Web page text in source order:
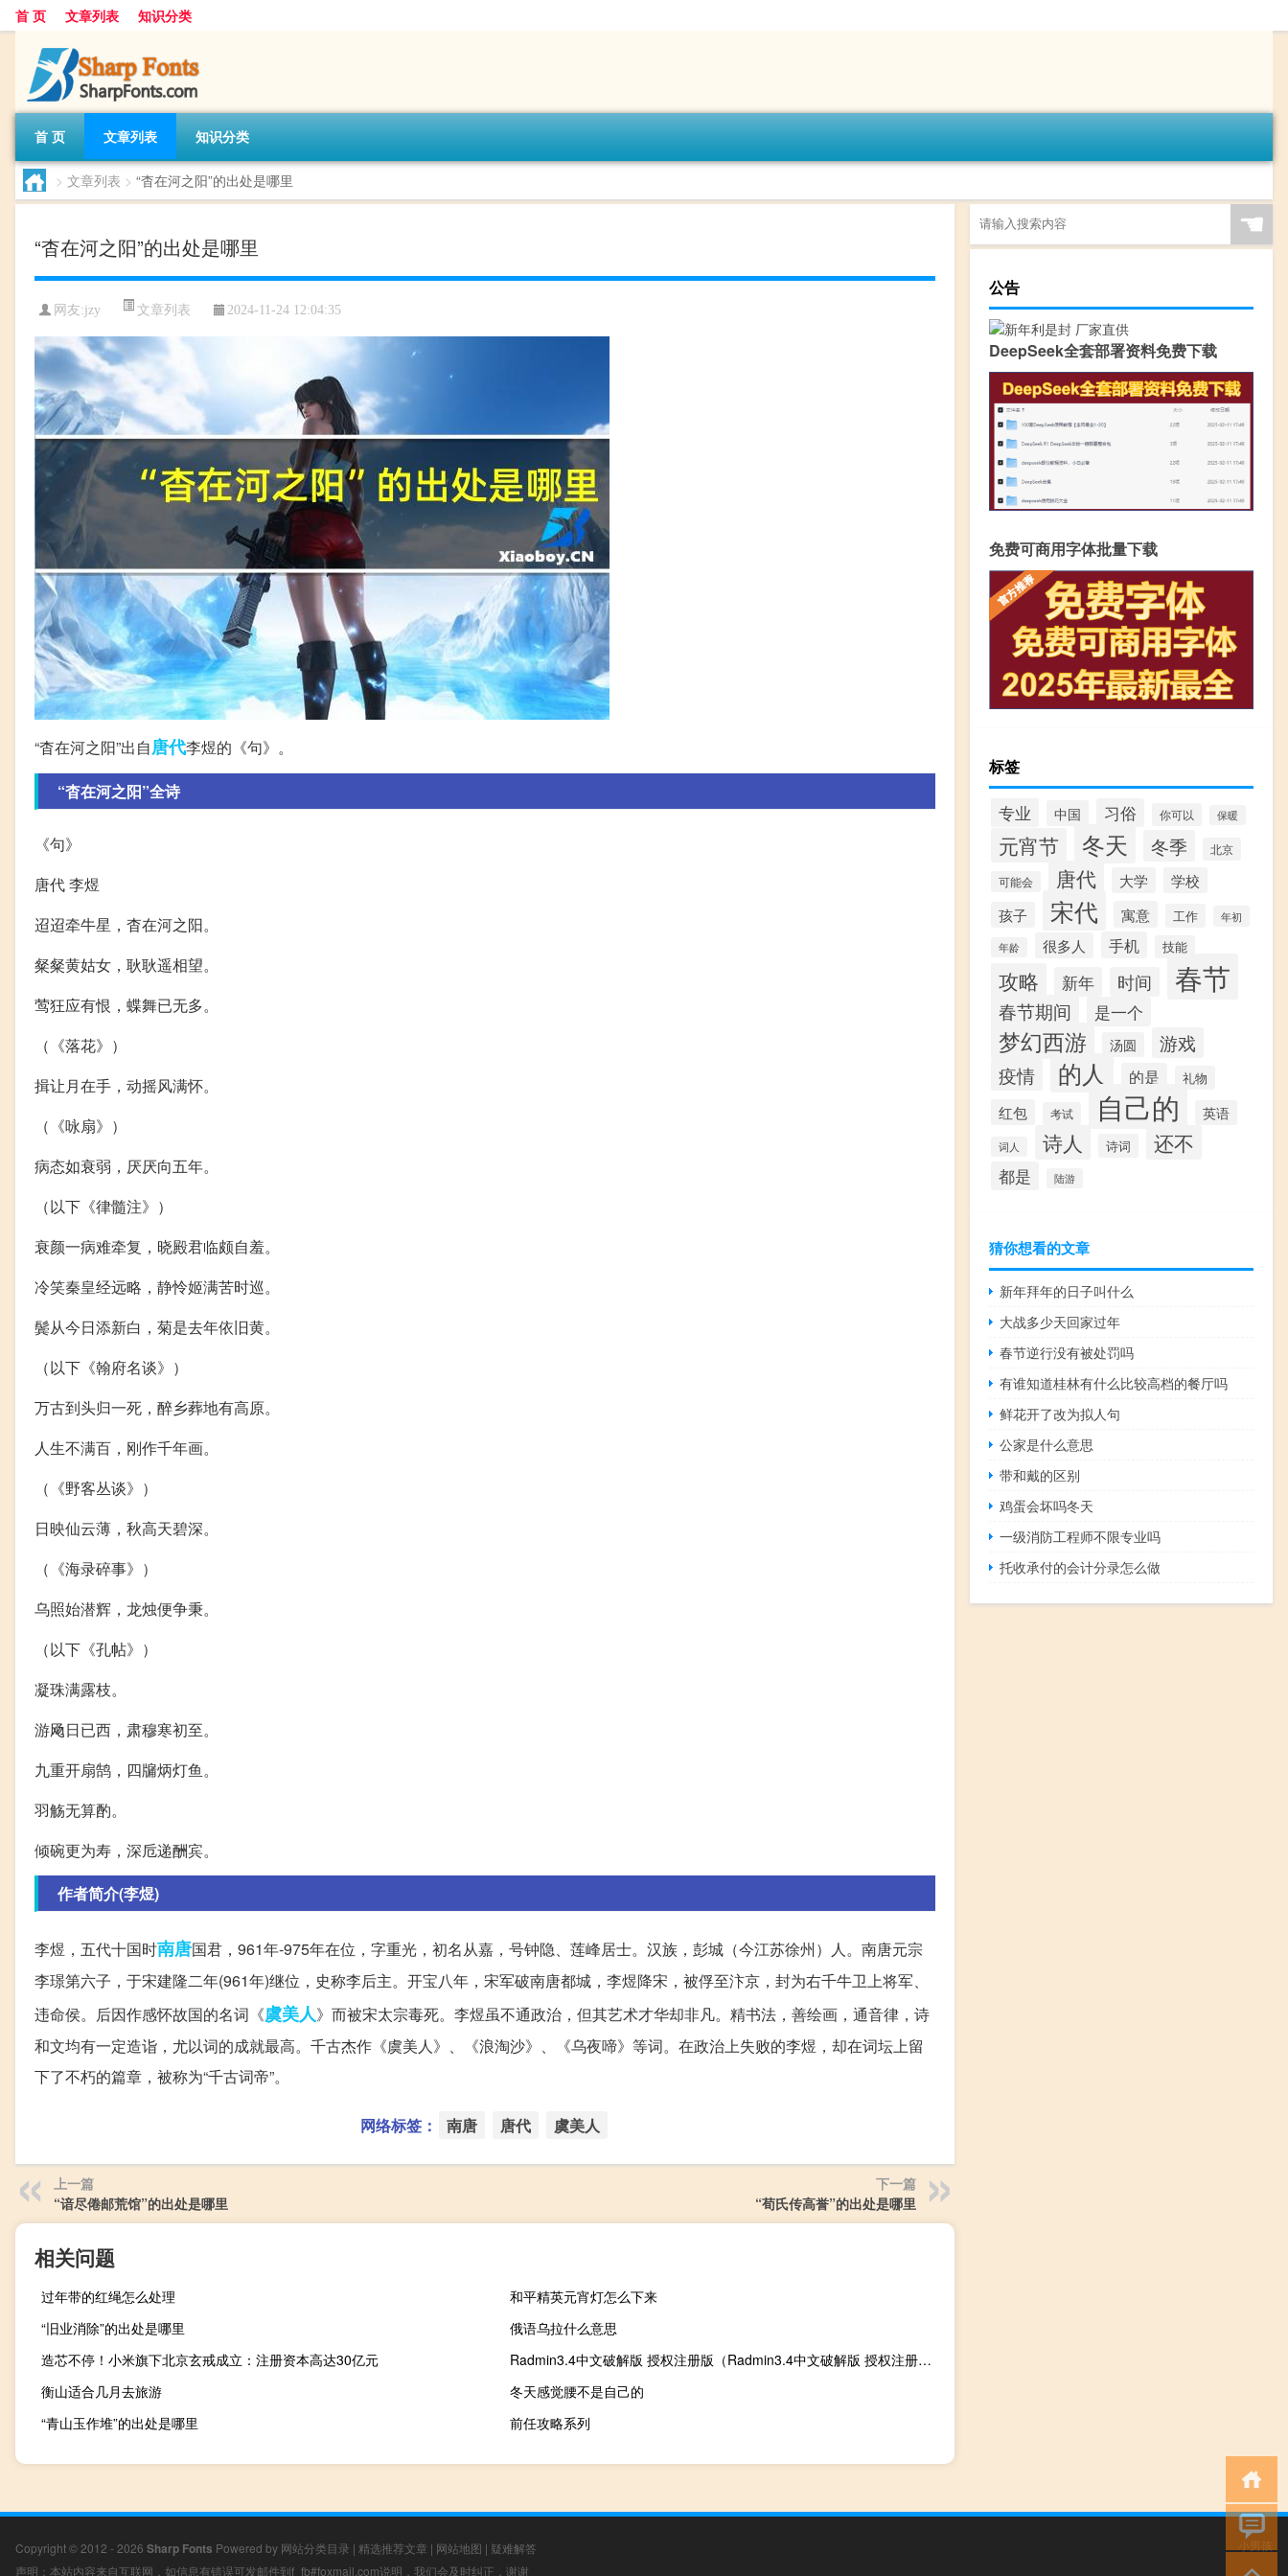
首 页 文章列表 知识分类
首 页 文章列表 知识分类
> 文章列表 > “杳在河之阳”的出处是哪里
“杳在河之阳”的出处是哪里
网友:jzy 文章列表 2024-11-24 12:04:35
“杳在河之阳”出自唐代李煜的《句》。
“杳在河之阳”全诗
《句》
唐代 李煜
迢迢牵牛星，杳在河之阳。
粲粲黄姑女，耿耿遥相望。
莺狂应有恨，蝶舞已无多。
（《落花》）
揖让月在手，动摇风满怀。
（《咏扇》）
病态如衰弱，厌厌向五年。
（以下《律髓注》）
衰颜一病难牵复，晓殿君临颇自羞。
冷笑秦皇经远略，静怜姬满苦时巡。
鬓从今日添新白，菊是去年依旧黄。
（以下《翰府名谈》）
万古到头归一死，醉乡葬地有高原。
人生不满百，刚作千年画。
（《野客丛谈》）
日映仙云薄，秋高天碧深。
（《海录碎事》）
乌照始潜辉，龙烛便争秉。
（以下《孔帖》）
凝珠满露枝。
游飏日已西，肃穆寒初至。
九重开扇鹄，四牖炳灯鱼。
羽觞无算酌。
倾碗更为寿，深卮递酬宾。
作者简介(李煜)
李煜，五代十国时南唐国君，961年-975年在位，字重光，初名从嘉，号钟隐、莲峰居士。汉族，彭城（今江苏徐州）人。南唐元宗
李璟第六子，于宋建隆二年(961年)继位，史称李后主。开宝八年，宋军破南唐都城，李煜降宋，被俘至汴京，封为右千牛卫上将军、
违命侯。后因作感怀故国的名词《虞美人》而被宋太宗毒死。李煜虽不通政治，但其艺术才华却非凡。精书法，善绘画，通音律，诗
和文均有一定造诣，尤以词的成就最高。千古杰作《虞美人》、《浪淘沙》、《乌夜啼》等词。在政治上失败的李煜，却在词坛上留
下了不朽的篇章，被称为“千古词帝”。
网络标签： 南唐 唐代 虞美人
上一篇
“谙尽倦邮荒馆”的出处是哪里
下一篇
“荀氏传高誉”的出处是哪里
相关问题
过年带的红绳怎么处理
和平精英元宵灯怎么下来
“旧业消除”的出处是哪里
俄语乌拉什么意思
造芯不停！小米旗下北京玄戒成立：注册资本高达30亿元
Radmin3.4中文破解版 授权注册版（Radmin3.4中文破解版 授权注册版功能简介）
衡山适合几月去旅游
冬天感觉腰不是自己的
“青山玉作堆”的出处是哪里
前任攻略系列
☚
公告
DeepSeek全套部署资料免费下载
免费可商用字体批量下载
标签
专业 中国 习俗 你可以 保暖
元宵节 冬天 冬季 北京
可能会 唐代 大学
学校
孩子
宋代 寓意 工作 年初
年龄 很多人 手机 技能
攻略 新年 时间 春节
春节期间 是一个
梦幻西游 汤圆 游戏
疫情 的人 的是 礼物
红包 考试 自己的 英语
词人 诗人 诗词 还不
都是 陆游
猜你想看的文章
新年拜年的日子叫什么
大战多少天回家过年
春节逆行没有被处罚吗
有谁知道桂林有什么比较高档的餐厅吗
鲜花开了改为拟人句
公家是什么意思
带和戴的区别
鸡蛋会坏吗冬天
一级消防工程师不限专业吗
托收承付的会计分录怎么做
Copyright © 2012 - 2026 Sharp Fonts Powered by 网站分类目录 | 精选推荐文章 | 网站地图 | 疑难解答
声明：本站内容来自互联网，如信息有错误可发邮件到f_fb#foxmail.com说明，我们会及时纠正，谢谢
小男孩